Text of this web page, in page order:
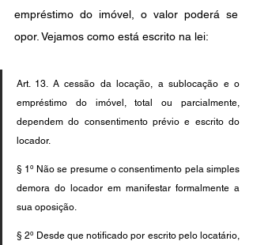
empréstimo do imóvel, o valor poderá se
opor. Vejamos como está escrito na lei:
Art. 13. A cessão da locação, a sublocação e o
empréstimo do imóvel, total ou parcialmente,
dependem do consentimento prévio e escrito do
locador.
§ 1º Não se presume o consentimento pela simples
demora do locador em manifestar formalmente a
sua oposição.
§ 2º Desde que notificado por escrito pelo locatário,